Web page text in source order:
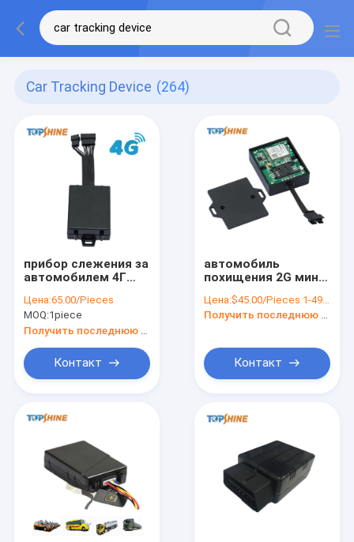
Car Tracking Device (264)
прибор слежения за
автомобилем 4Г
температуры
влажности
Блуэтоотх
Цена:65.00/Pieces
MOQ:1piece
Контакт
автомобиль
похищения 2G мини
отслеживая прибор
для безопасности
Цена:$45.00/Pieces 1-499 Pieces
Получить последнюю цену
Контакт